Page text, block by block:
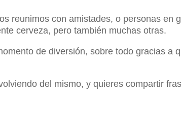
reunimos con amistades, o personas en
cerveza, pero también muchas otras.
de diversión, sobre todo gracias a
del mismo, y quieres compartir